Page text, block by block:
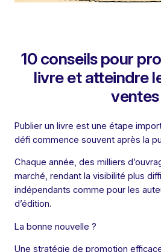
10 conseils pour
livre et atteindre
ventes
Publier un livre est une étape
défi commence souvent après la
Chaque année, des milliers
marché, rendant la visibilité plus
indépendants comme pour les
d’édition.
La bonne nouvelle ?
Une stratégie de promotion